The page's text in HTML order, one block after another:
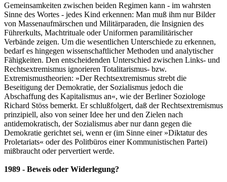
Gemeinsamkeiten zwischen beiden Regimen kann - im wahrsten
Sinne des Wortes - jedes Kind erkennen: Man muß ihm nur Bilder
von Massenaufmärschen und Militärparaden, die Insignien des
Führerkults, Machtrituale oder Uniformen paramilitärischer
Verbände zeigen. Um die wesentlichen Unterschiede zu erkennen,
bedarf es hingegen wissenschaftlicher Methoden und analytischer
Fähigkeiten. Den entscheidenden Unterschied zwischen Links- und
Rechtsextremismus ignorieren Totalitarismus- bzw.
Extremismustheorien: »Der Rechtsextremismus strebt die
Beseitigung der Demokratie, der Sozialismus jedoch die
Abschaffung des Kapitalismus an«, wie der Berliner Soziologe
Richard Stöss bemerkt. Er schlußfolgert, daß der Rechtsextremismus
prinzipiell, also von seiner Idee her und den Zielen nach
antidemokratisch, der Sozialismus aber nur dann gegen die
Demokratie gerichtet sei, wenn er (im Sinne einer »Diktatur des
Proletariats« oder des Politbüros einer Kommunistischen Partei)
mißbraucht oder pervertiert werde.
1989 - Beweis oder Widerlegung?